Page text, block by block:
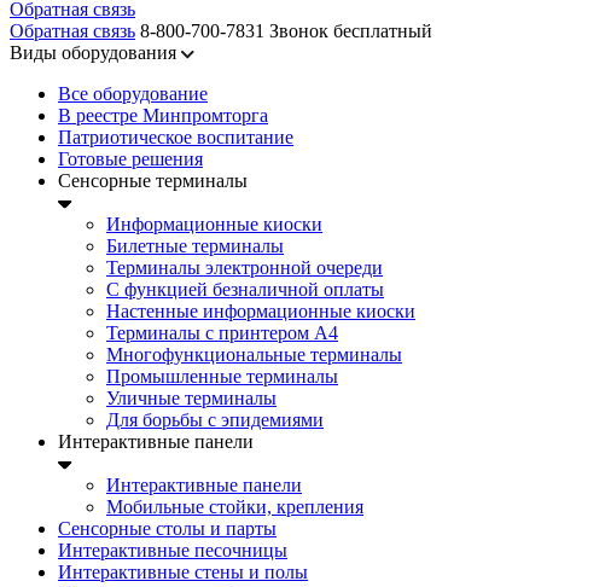
Обратная связь
Обратная связь 8-800-700-7831 Звонок бесплатный
Виды оборудования
Все оборудование
В реестре Минпромторга
Патриотическое воспитание
Готовые решения
Сенсорные терминалы
Информационные киоски
Билетные терминалы
Терминалы электронной очереди
C функцией безналичной оплаты
Настенные информационные киоски
Терминалы с принтером А4
Многофункциональные терминалы
Промышленные терминалы
Уличные терминалы
Для борьбы с эпидемиями
Интерактивные панели
Интерактивные панели
Мобильные стойки, крепления
Сенсорные столы и парты
Интерактивные песочницы
Интерактивные стены и полы